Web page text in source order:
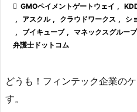
 GMOペイメントゲートウェイ ,
,
アスクル , クラウドワークス , シ
,
ブイキューブ , マネックスグループ
弁護士ドットコム
どうも！フィンテック企業の
す。